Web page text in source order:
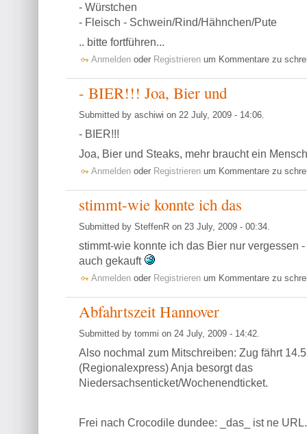
- Würstchen
- Fleisch - Schwein/Rind/Hähnchen/Pute
.. bitte fortführen...
Anmelden oder Registrieren um Kommentare zu
- BIER!!! Joa, Bier und
Submitted by aschiwi on 22 July, 2009 - 14:06.
- BIER!!!
Joa, Bier und Steaks, mehr braucht ein
Anmelden oder Registrieren um Kommentare zu
stimmt-wie konnte ich das
Submitted by SteffenR on 23 July, 2009 - 00:34.
stimmt-wie konnte ich das Bier nur vergessen
auch gekauft
Anmelden oder Registrieren um Kommentare zu
Abfahrtszeit Hannover
Submitted by tommi on 24 July, 2009 - 14:42.
Also nochmal zum Mitschreiben: Zug fährt
(Regionalexpress) Anja besorgt das
Niedersachsenticket/Wochenendticket.
Frei nach Crocodile dundee: _das_ ist ne URL.